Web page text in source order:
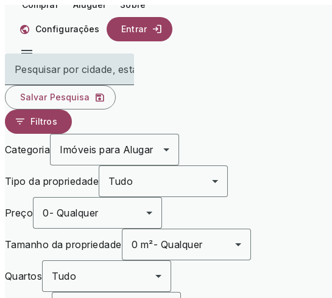
Comprar Aluguel Sobre
Configurações Entrar
Pesquisar por cidade, estado ou país
Salvar Pesquisa
Filtros
Categoria Imóveis para Alugar
Tipo da propriedade Tudo
Preço 0- Qualquer
Tamanho da propriedade 0 m²- Qualquer
Quartos Tudo